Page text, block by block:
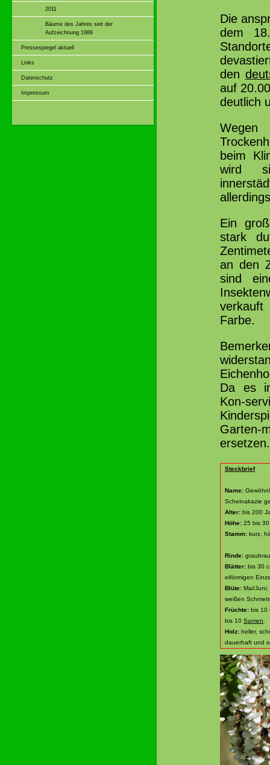
2011
Bäume des Jahres seit der
Aufzeichnung 1989
Pressespiegel aktuell
Links
Datenschutz
Impressum
Die
dem
den
auf
deutlich
Wegen
beim
wird
Ein
stark
an den
sind
Farbe.
Da es
Kon-
Garten-
ersetzen.
Steckbrief
Name:
Scheinakazie
Alter: bis 200
Höhe: 25 bis
Stamm: kurz,
Rinde:
Blätter: bis 30
eiförmigen
Blüte: Mai/
weißen
Früchte: bis 10
bis 10Samen
Holz: heller,
dauerhaft und